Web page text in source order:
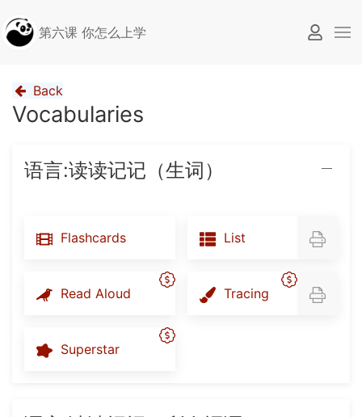
第六课 你怎么上学
Back
Vocabularies
语言:读读记记（生词）
Flashcards List
Read Aloud Tracing
Superstar